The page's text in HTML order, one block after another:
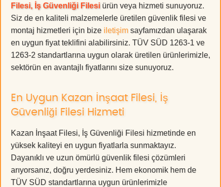
Filesi, İş Güvenliği Filesi ürün veya hizmeti sunuyoruz.
Siz de en kaliteli malzemelerle üretilen güvenlik filesi ve
montaj hizmetleri için bize iletişim sayfamızdan ulaşarak
en uygun fiyat teklifini alabilirsiniz. TÜV SÜD 1263-1 ve
1263-2 standartlarına uygun olarak üretilen ürünlerimizle,
sektörün en avantajlı fiyatlarını size sunuyoruz.
En Uygun Kazan İnşaat Filesi, İş
Güvenliği Filesi Hizmeti
Kazan İnşaat Filesi, İş Güvenliği Filesi hizmetinde en
yüksek kaliteyi en uygun fiyatlarla sunmaktayız.
Dayanıklı ve uzun ömürlü güvenlik filesi çözümleri
arıyorsanız, doğru yerdesiniz. Hem ekonomik hem de
TÜV SÜD standartlarına uygun ürünlerimizle